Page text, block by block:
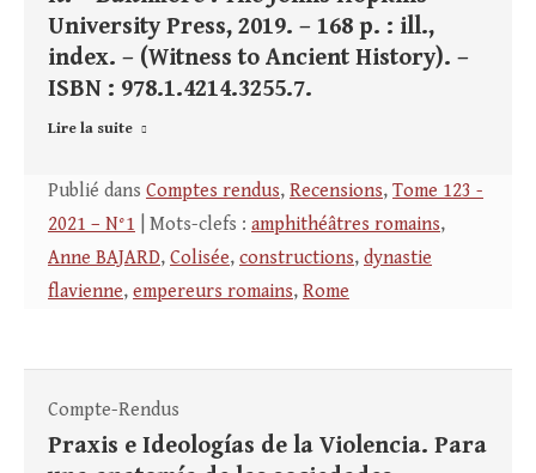
University Press, 2019. – 168 p. : ill.,
index. – (Witness to Ancient History). –
ISBN : 978.1.4214.3255.7.
Lire la suite
Publié dans Comptes rendus, Recensions, Tome 123 -
2021 – N°1 | Mots-clefs : amphithéâtres romains,
Anne BAJARD, Colisée, constructions, dynastie
flavienne, empereurs romains, Rome
Compte-Rendus
Praxis e Ideologías de la Violencia. Para